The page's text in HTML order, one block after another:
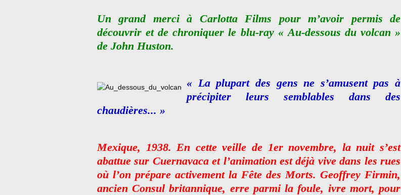
Un grand merci à Carlotta Films pour m’avoir permis de
découvrir et de chroniquer le blu-ray « Au-dessous du volcan »
de John Huston.
« La plupart des gens ne s’amusent pas à
précipiter leurs semblables dans des
chaudières... »
Mexique, 1938. En cette veille de 1er novembre, la nuit s’est
abattue sur Cuernavaca et l’animation est déjà vive dans les rues
où l’on prépare activement la Fête des Morts. Geoffrey Firmin,
ancien Consul britannique, erre parmi la foule, ivre mort, pour